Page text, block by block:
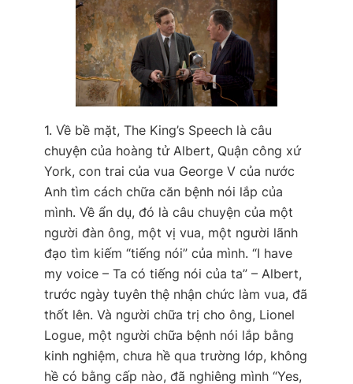
1. Về bề mặt, The King’s Speech là câu
chuyện của hoàng tử Albert, Quận công xứ
York, con trai của vua George V của nước
Anh tìm cách chữa căn bệnh nói lắp của
mình. Về ẩn dụ, đó là câu chuyện của một
người đàn ông, một vị vua, một người lãnh
đạo tìm kiếm “tiếng nói” của mình. “I have
my voice – Ta có tiếng nói của ta” – Albert,
trước ngày tuyên thệ nhận chức làm vua, đã
thốt lên. Và người chữa trị cho ông, Lionel
Logue, một người chữa bệnh nói lắp bằng
kinh nghiệm, chưa hề qua trường lớp, không
hề có bằng cấp nào, đã nghiêng mình “Yes,